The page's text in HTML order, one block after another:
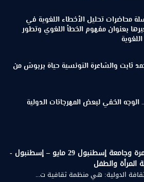
محاضرات تحليل الأخطاء اللغوية في
بعنوان مفهوم الخطأ اللغوي وتطور
ثابت والشاعرة التونسية حياة بربوش من
الوجه الخفي لبعض المهرجانات الدولية
زيارة علمية إلى جامعة مرمرة وجامعة إسطنبول 29 مايو – إسطنبول -
المرأة والطفل
الدولية: هي منظمة ثقافية ت...